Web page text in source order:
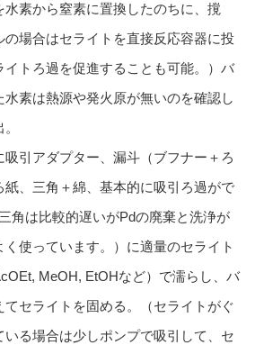
素から窒素に置換したのちに、撹
の場合はセライトを直接反応容器に投
イトろ過を促進することも可能。）バ
水素は熱源や発火原が無いのを確認し
吸引アダプター、漏斗（ブフナー＋ろ
紙、三角＋綿、基本的に吸引ろ過がで
角は比較的遅いがPdの廃棄と洗浄が
使っています。）に適量のセライト
MeOH, EtOHなど）で濡らし、バ
てセライトを固める。（セライトがぐ
いる場合は少しポンプで吸引して、セ